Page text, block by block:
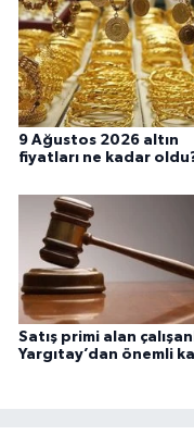
9 Ağustos 2026 altın
fiyatları ne kadar
Satış primi alan
Yargıtay’dan önemli